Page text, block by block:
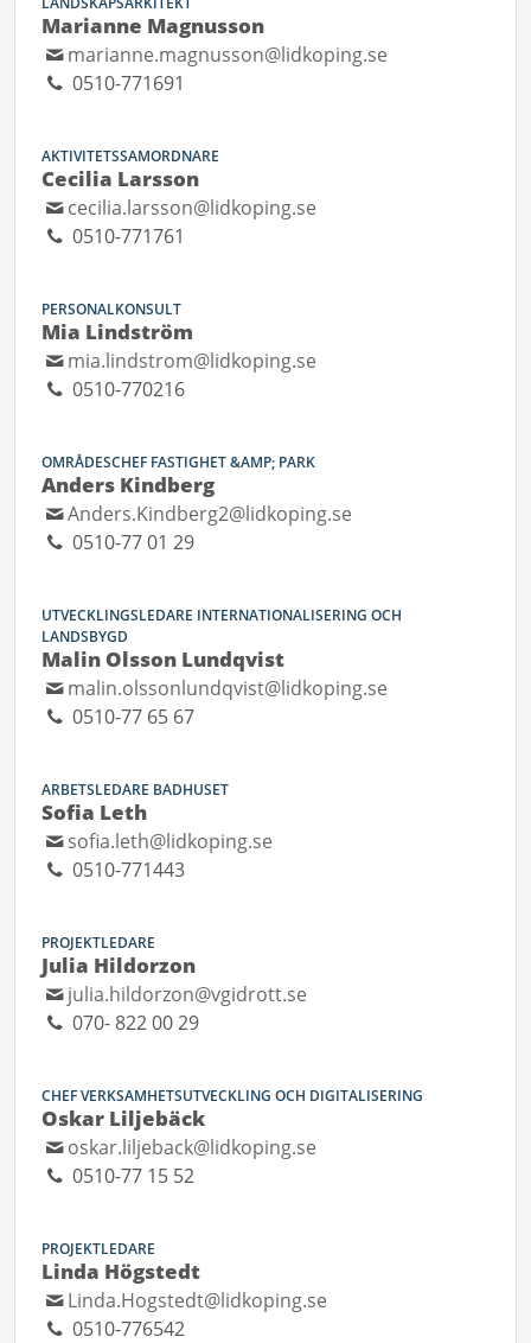
Marianne Magnusson
marianne.magnusson@lidkoping.se
0510-771691
AKTIVITETSSAMORDNARE
Cecilia Larsson
cecilia.larsson@lidkoping.se
0510-771761
PERSONALKONSULT
Mia Lindström
mia.lindstrom@lidkoping.se
0510-770216
OMRÅDESCHEF FASTIGHET &AMP; PARK
Anders Kindberg
Anders.Kindberg2@lidkoping.se
0510-77 01 29
UTVECKLINGSLEDARE INTERNATIONALISERING OCH
LANDSBYGD
Malin Olsson Lundqvist
malin.olssonlundqvist@lidkoping.se
0510-77 65 67
ARBETSLEDARE BADHUSET
Sofia Leth
sofia.leth@lidkoping.se
0510-771443
PROJEKTLEDARE
Julia Hildorzon
julia.hildorzon@vgidrott.se
070- 822 00 29
CHEF VERKSAMHETSUTVECKLING OCH DIGITALISERING
Oskar Liljebäck
oskar.liljeback@lidkoping.se
0510-77 15 52
PROJEKTLEDARE
Linda Högstedt
Linda.Hogstedt@lidkoping.se
0510-776542